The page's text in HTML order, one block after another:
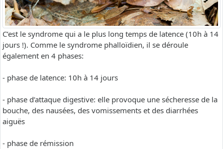
C’est le syndrome qui a le plus long temps de latence (10h à 14
jours !). Comme le syndrome phalloïdien, il se déroule
également en 4 phases:
- phase de latence: 10h à 14 jours
- phase d’attaque digestive: elle provoque une sécheresse de la
bouche, des nausées, des vomissements et des diarrhées
aiguës
- phase de rémission